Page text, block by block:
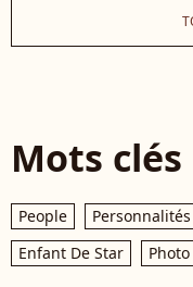
Mots clés
People
Enfant De Star
Photo